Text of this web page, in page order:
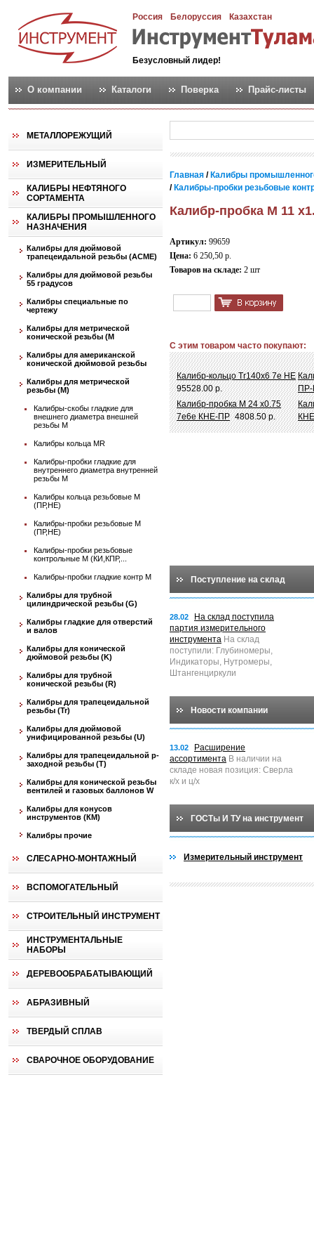
Россия Белоруссия Казахстан
Безусловный лидер!
О компании Каталоги Поверка Прайс-листы
МЕТАЛЛОРЕЖУЩИЙ
ИЗМЕРИТЕЛЬНЫЙ
КАЛИБРЫ НЕФТЯНОГО
СОРТАМЕНТА
КАЛИБРЫ ПРОМЫШЛЕННОГО
НАЗНАЧЕНИЯ
Калибры для дюймовой
трапецеидальной резьбы (АСМЕ)
Калибры для дюймовой резьбы
55 градусов
Калибры специальные по
чертежу
Калибры для метрической
конической резьбы (М
Калибры для американской
конической дюймовой резьбы
Калибры для метрической
резьбы (М)
Калибры-скобы гладкие для
внешнего диаметра внешней
резьбы М
Калибры кольца MR
Калибры-пробки гладкие для
внутреннего диаметра внутренней
резьбы М
Калибры кольца резьбовые М
(ПР,НЕ)
Калибры-пробки резьбовые М
(ПР,НЕ)
Калибры-пробки резьбовые
контрольные М (КИ,КПР,...
Калибры-пробки гладкие контр М
Калибры для трубной
цилиндрической резьбы (G)
Калибры гладкие для отверстий
и валов
Калибры для конической
дюймовой резьбы (K)
Калибры для трубной
конической резьбы (R)
Калибры для трапецеидальной
резьбы (Tr)
Калибры для дюймовой
унифицированной резьбы (U)
Калибры для трапецеидальной p-
заходной резьбы (T)
Калибры для конической резьбы
вентилей и газовых баллонов W
Калибры для конусов
инструментов (КМ)
Калибры прочие
СЛЕСАРНО-МОНТАЖНЫЙ
ВСПОМОГАТЕЛЬНЫЙ
СТРОИТЕЛЬНЫЙ ИНСТРУМЕНТ
ИНСТРУМЕНТАЛЬНЫЕ
НАБОРЫ
ДЕРЕВООБРАБАТЫВАЮЩИЙ
АБРАЗИВНЫЙ
ТВЕРДЫЙ СПЛАВ
СВАРОЧНОЕ ОБОРУДОВАНИЕ
Главная / Калибры
/ Калибры-пробки резьбовые
Калибр-пробка М 11
Артикул: 99659
Цена: 6 250,50 р.
Товаров на складе: 2 шт
С этим товаром часто покупают:
Калибр-кольцо Tr140х6 7e НЕ
95528.00 р.
Калибр-пробка М 24 х0.75
7e6e КНЕ-ПР 4808.50 р.
Поступление на склад
28.02
На склад поступила
партия измерительного
инструмента На склад
поступили: Глубиномеры,
Индикаторы, Нутромеры,
Штангенциркули
Новости компании
13.02
Расширение
ассортимента В наличии на
складе новая позиция: Сверла
к/х и ц/х
ГОСТы И ТУ на инструмент
Измерительный инструмент